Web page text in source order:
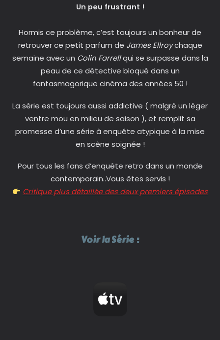
Un peu frustrant !
Hormis ce problème, c’est toujours un bonheur de
retrouver ce petit parfum de James Ellroychaque
semaine avec un Colin Farrellqui se surpasse dans la
peau de ce détective bloqué dans un
fantasmagorique cinéma des années 50 !
La série est toujours aussi addictive ( malgré un léger
ventre mou en milieu de saison ), et remplit sa
promesse d’une série à enquête atypique à la mise
en scène soignée !
Pour tous les fans d’enquête retro dans un monde
contemporain..Vous êtes servis !
Critique plus détaillée des deux premiers épisodes
Voir la Série :